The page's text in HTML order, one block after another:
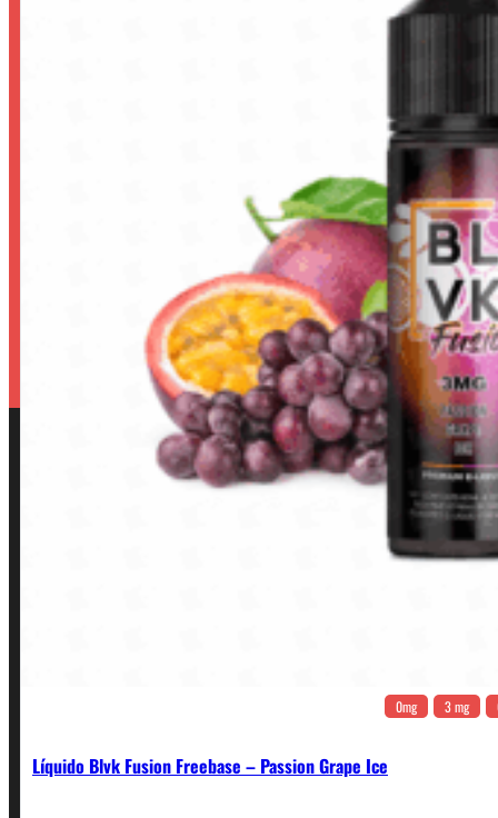
0mg 3 mg
Líquido Blvk Fusion Freebase – Passion Grape Ice